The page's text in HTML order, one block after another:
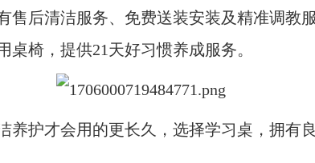
售后清洁服务、免费送装安装及精准调教
椅，提供21天好习惯养成服务。
护才会用的更长久，选择学习桌，拥有